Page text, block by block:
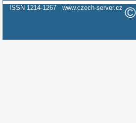
ISSN 1214-1267 www.czech-server.cz